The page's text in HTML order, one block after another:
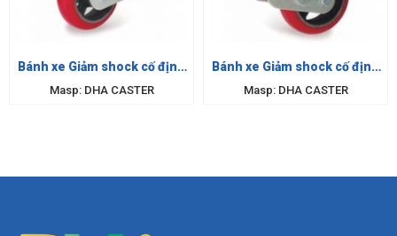
Bánh xe Giảm shock cố định
Masp: DHA CASTER
Bánh xe Giảm shock cố định
Masp: DHA CASTER